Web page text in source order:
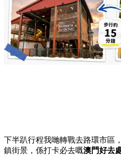
下半趴行程我哋轉戰去路環市區
鎮街景，係打卡必去嘅澳門好去